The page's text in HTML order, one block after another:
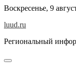
Skip
content
Воскресенье, 9
luud.ru
Региональный